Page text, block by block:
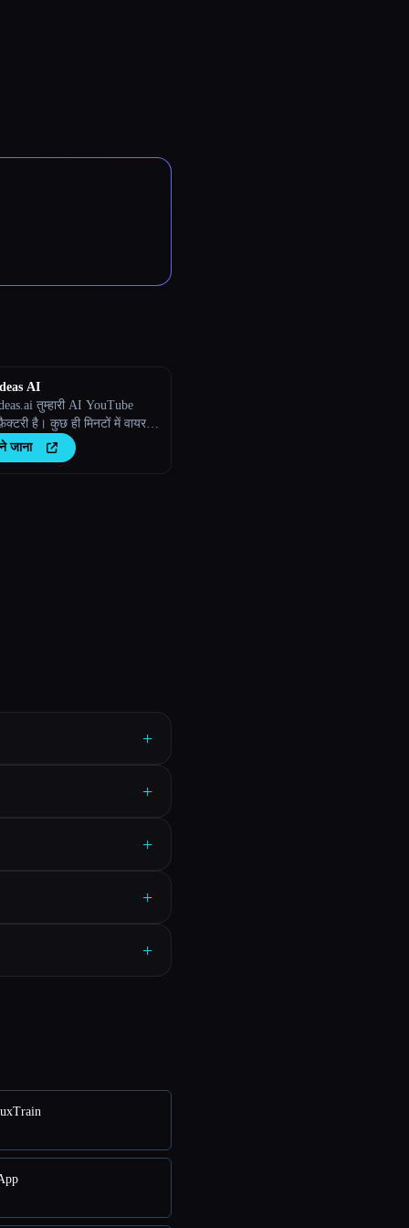
AI
तुम्हारी AI YouTube
है। कुछ ही मिनटों में वायरल-
ताज़ा वीडियो आइडिया और
जेनरेट करें।
जाना
+
+
+
+
+